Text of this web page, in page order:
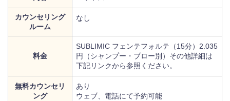
カウンセリング
ルーム
なし
料金
SUBLIMIC フェンテフォルテ（15分）2.035
円（シャンプー・ブロー別）その他詳細は
下記リンクから参照ください。
無料カウンセリ
ング
あり
ウェブ、電話にて予約可能